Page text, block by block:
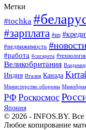
Метки
#tochka
#зарплата #ип
#недвижимость
#работа #сигарета
Великобритания
Индия Италия Канада
Министерство обороны
РФРоскосмос
Япония
© 2026 - INFOS.BY.
Любое копирование